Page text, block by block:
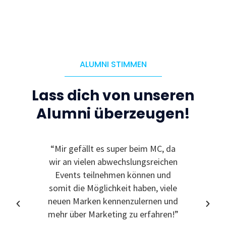
ALUMNI STIMMEN
Lass dich von unseren
Alumni überzeugen!
“Mir gefällt es super beim MC, da
wir an vielen abwechslungsreichen
Events teilnehmen können und
somit die Möglichkeit haben, viele
neuen Marken kennenzulernen und
mehr über Marketing zu erfahren!”